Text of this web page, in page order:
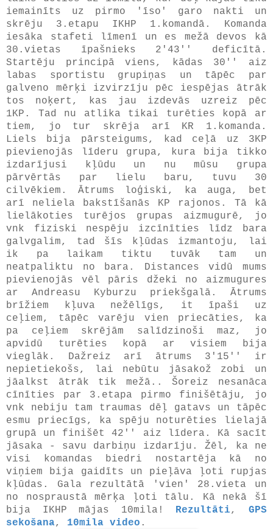
iemainīts uz pirmo 'īso' garo nakti un
skrēju 3.etapu IKHP 1.komandā. Komanda
iesāka stafeti līmenī un es mežā devos kā
30.vietas īpašnieks 2'43'' deficītā.
Startēju principā viens, kādas 30'' aiz
labas sportistu grupiņas un tāpēc par
galveno mērķi izvirzīju pēc iespējas ātrāk
tos noķert, kas jau izdevās uzreiz pēc
1KP. Tad nu atlika tikai turēties kopā ar
tiem, jo tur skrēja arī KR 1.komanda.
Liels bija pārsteigums, kad ceļā uz 3KP
pievienojās līderu grupa, kura bija tikko
izdarījusi kļūdu un nu mūsu grupa
pārvērtās par lielu baru, tuvu 30
cilvēkiem. Ātrums loģiski, ka auga, bet
arī neliela bakstīšanās KP rajonos. Tā kā
lielākoties turējos grupas aizmugurē, jo
vnk fiziski nespēju izcīnīties līdz bara
galvgalim, tad šīs kļūdas izmantoju, lai
ik pa laikam tiktu tuvāk tam un
neatpaliktu no bara. Distances vidū mums
pievienojās vēl pāris džeki no aizmugures
ar Andreasu Kyburzu priekšgalā. Ātrums
brīžiem kļuva nežēlīgs, it īpaši uz
ceļiem, tāpēc varēju vien priecāties, ka
pa ceļiem skrējām salīdzinoši maz, jo
apvidū turēties kopā ar visiem bija
vieglāk. Dažreiz arī ātrums 3'15'' ir
nepietiekošs, lai nebūtu jāsakož zobi un
jāalkst ātrāk tik mežā.. Šoreiz nesanāca
cīnīties par 3.etapa pirmo finišētāju, jo
vnk nebiju tam traumas dēļ gatavs un tāpēc
esmu priecīgs, ka spēju noturēties lielajā
grupā un finišēt 42'' aiz līdera. Kā sacīt
jāsaka - savu darbiņu izdarīju. Žēl, ka ne
visi komandas biedri nostartēja kā no
viņiem bija gaidīts un pieļāva ļoti rupjas
kļūdas. Gala rezultātā 'vien' 28.vieta un
no nospraustā mērķa ļoti tālu. Kā nekā šī
bija IKHP mājas 10mila! Rezultāti,GPS
sekošana, 10mila video .